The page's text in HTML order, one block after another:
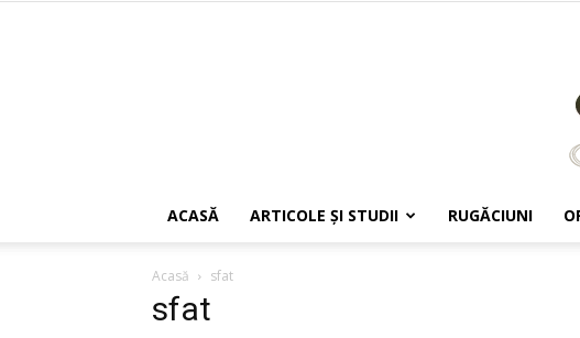
ACASĂ ARTICOLE ŞI STUDII RUGĂCIUNI
Acasă sfat
sfat